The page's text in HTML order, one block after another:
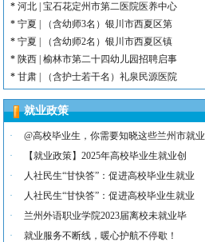
* 河北 | 宝石花定州市第二医院医养中心
* 宁夏 | （含幼师3名）银川市西夏区第
* 宁夏 | （含幼师2名）银川市西夏区镇
* 陕西 | 榆林市第二十四幼儿园招聘启事
* 甘肃 | （含护士若干名）礼泉民源医院
*河北 | （含护士15名）唐山康诚医院
内蒙古 | （含护士3人）兴安长生肾病
陕西丨西安交通大学第一附属医院招聘公告
河北 | （含护士6人）吴桥县中西医结
*
河北 | 宝石花定州市第二医院医养中心
*
宁夏 | （含幼师3名）银川市西夏区第
就业政策
·
@高校毕业生，你需要知晓这些兰州市就业
·
【就业政策】2025年高校毕业生就业创
·
人社民生“甘快答”：促进高校毕业生就业
·
人社民生“甘快答”：促进高校毕业生就业
·
兰州外语职业学院2023届离校未就业毕
·
就业服务不断线，暖心护航不停歇！